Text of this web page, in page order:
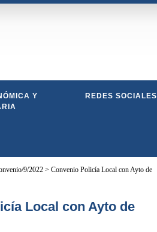
Y
REDES SOCIALES
9/2022 > Convenio Policía Local con Ayto de
Local con Ayto de